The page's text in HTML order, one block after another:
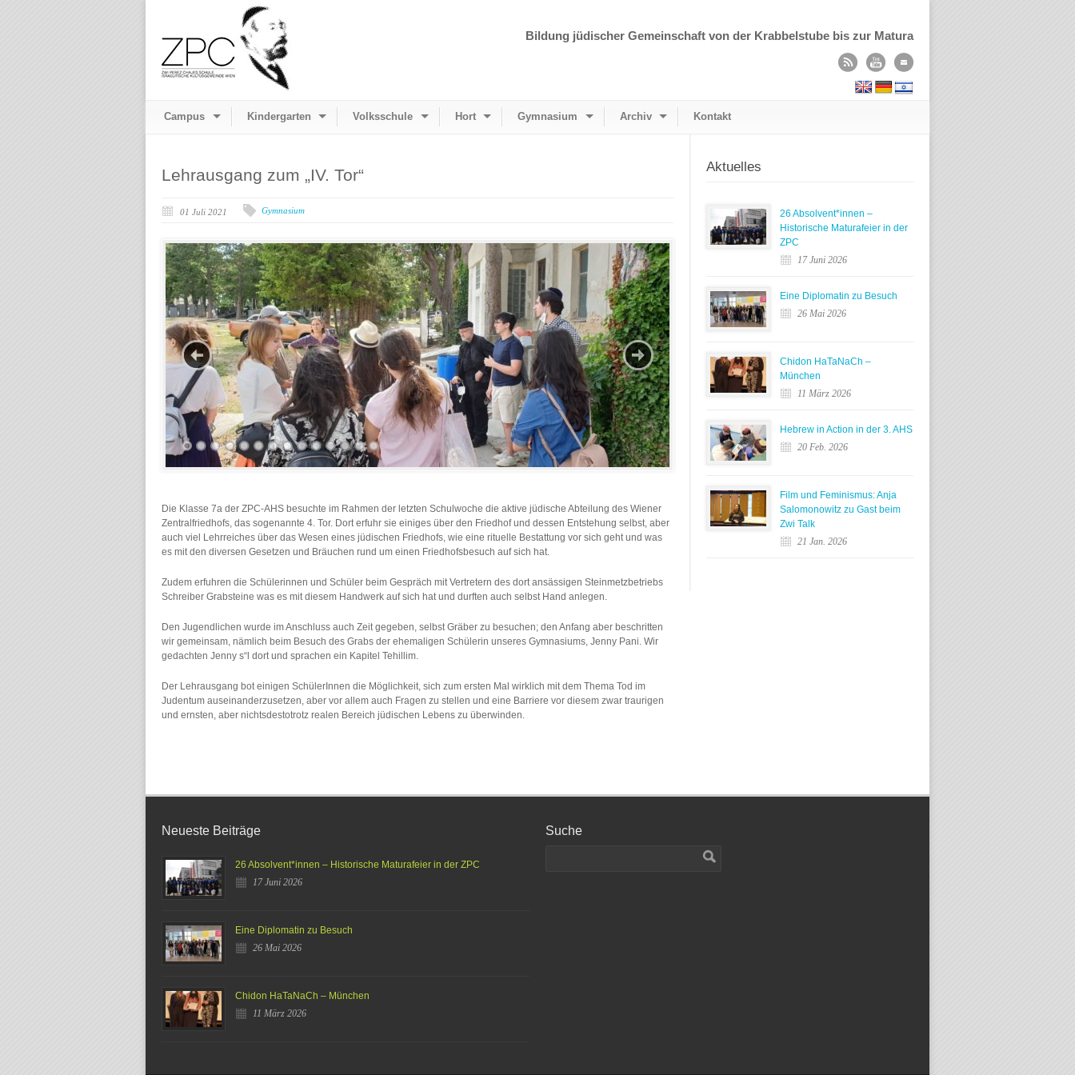
Bildung jüdischer Gemeinschaft von der Krabbelstube bis zur Matura
Campus Kindergarten Volksschule Hort Gymnasium Archiv Kontakt
Lehrausgang zum „IV. Tor“
01 Juli 2021 Gymnasium
Die Klasse 7a der ZPC-AHS besuchte im Rahmen der letzten Schulwoche die aktive jüdische Abteilung des Wiener
Zentralfriedhofs, das sogenannte 4. Tor. Dort erfuhr sie einiges über den Friedhof und dessen Entstehung selbst, aber
auch viel Lehrreiches über das Wesen eines jüdischen Friedhofs, wie eine rituelle Bestattung vor sich geht und was
es mit den diversen Gesetzen und Bräuchen rund um einen Friedhofsbesuch auf sich hat.
Zudem erfuhren die Schülerinnen und Schüler beim Gespräch mit Vertretern des dort ansässigen Steinmetzbetriebs
Schreiber Grabsteine was es mit diesem Handwerk auf sich hat und durften auch selbst Hand anlegen.
Den Jugendlichen wurde im Anschluss auch Zeit gegeben, selbst Gräber zu besuchen; den Anfang aber beschritten
wir gemeinsam, nämlich beim Besuch des Grabs der ehemaligen Schülerin unseres Gymnasiums, Jenny Pani. Wir
gedachten Jenny s“l dort und sprachen ein Kapitel Tehillim.
Der Lehrausgang bot einigen SchülerInnen die Möglichkeit, sich zum ersten Mal wirklich mit dem Thema Tod im
Judentum auseinanderzusetzen, aber vor allem auch Fragen zu stellen und eine Barriere vor diesem zwar traurigen
und ernsten, aber nichtsdestotrotz realen Bereich jüdischen Lebens zu überwinden.
Aktuelles
26 Absolvent*innen –
Historische Maturafeier in der
ZPC
17 Juni 2026
Eine Diplomatin zu Besuch
26 Mai 2026
Chidon HaTaNaCh –
München
11 März 2026
Hebrew in Action in der 3. AHS
20 Feb. 2026
Film und Feminismus: Anja
Salomonowitz zu Gast beim
Zwi Talk
21 Jan. 2026
Neueste Beiträge
26 Absolvent*innen – Historische Maturafeier in der ZPC
17 Juni 2026
Eine Diplomatin zu Besuch
26 Mai 2026
Chidon HaTaNaCh – München
11 März 2026
Suche